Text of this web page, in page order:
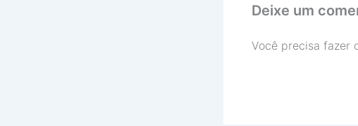
Deixe um
Você precisa fazer